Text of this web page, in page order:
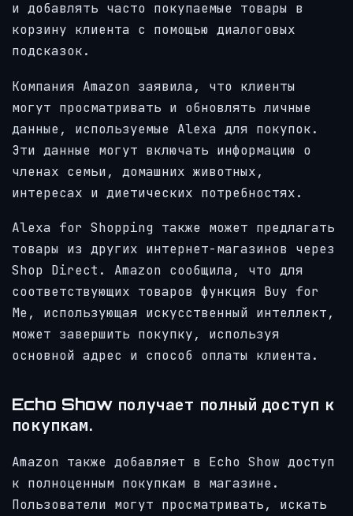
и добавлять часто покупаемые товары в
корзину клиента с помощью диалоговых
подсказок.
Компания Amazon заявила, что клиенты
могут просматривать и обновлять личные
данные, используемые Alexa для покупок.
Эти данные могут включать информацию о
членах семьи, домашних животных,
интересах и диетических потребностях.
Alexa for Shopping также может предлагать
товары из других интернет-магазинов через
Shop Direct. Amazon сообщила, что для
соответствующих товаров функция Buy for
Me, использующая искусственный интеллект,
может завершить покупку, используя
основной адрес и способ оплаты клиента.
Echo Show получает полный доступ к
покупкам.
Amazon также добавляет в Echo Show доступ
к полноценным покупкам в магазине.
Пользователи могут просматривать, искать